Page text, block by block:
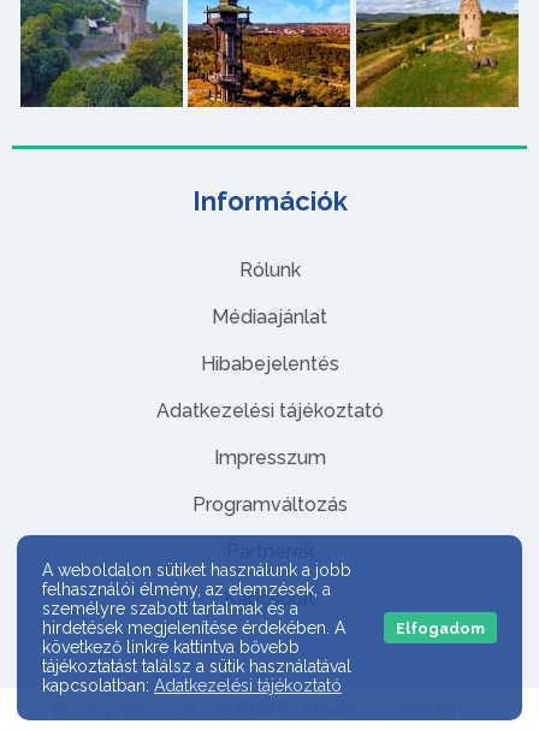
Információk
Rólunk
Médiaajánlat
Hibabejelentés
Adatkezelési tájékoztató
Impresszum
Programváltozás
Kapcsolat
A weboldalon sütiket használunk a jobb
felhasználói élmény, az elemzések, a
személyre szabott tartalmak és a
hirdetések megjelenítése érdekében. A
következő linkre kattintva bővebb
tájékoztatást találsz a sütik használatával
kapcsolatban: Adatkezelési tájékoztató
Elfogadom